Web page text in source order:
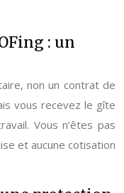
: un
non un contrat de
vous recevez le gîte
Vous n’êtes pas
et aucune cotisation